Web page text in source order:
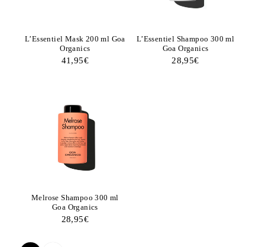
L’Essentiel Mask 200 ml Goa
Organics
41,95€
L’Essentiel Shampoo 300 ml
Goa Organics
28,95€
Melrose Shampoo 300 ml
Goa Organics
28,95€